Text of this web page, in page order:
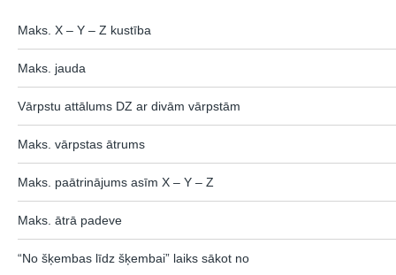
Maks. X – Y – Z kustība
Maks. jauda
Vārpstu attālums DZ ar divām vārpstām
Maks. vārpstas ātrums
Maks. paātrinājums asīm X – Y – Z
Maks. ātrā padeve
“No šķembas līdz šķembai” laiks sākot no